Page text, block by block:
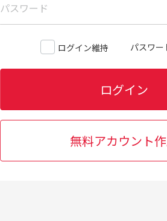
パスワード
ログイン維持 パスワ
ログイン
無料アカウント